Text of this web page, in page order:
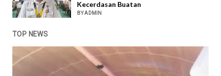
Kecerdasan Buatan
BY ADMIN
TOP NEWS